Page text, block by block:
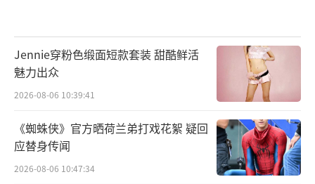
Jennie穿粉色缎面短款套装 甜酷鲜活
魅力出众
2026-08-06 10:39:41
《蜘蛛侠》官方晒荷兰弟打戏花絮 疑回
应替身传闻
2026-08-06 10:47:34